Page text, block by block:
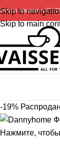
Skip to
Skip to main
Наши магазины
-19%
Нажмите,